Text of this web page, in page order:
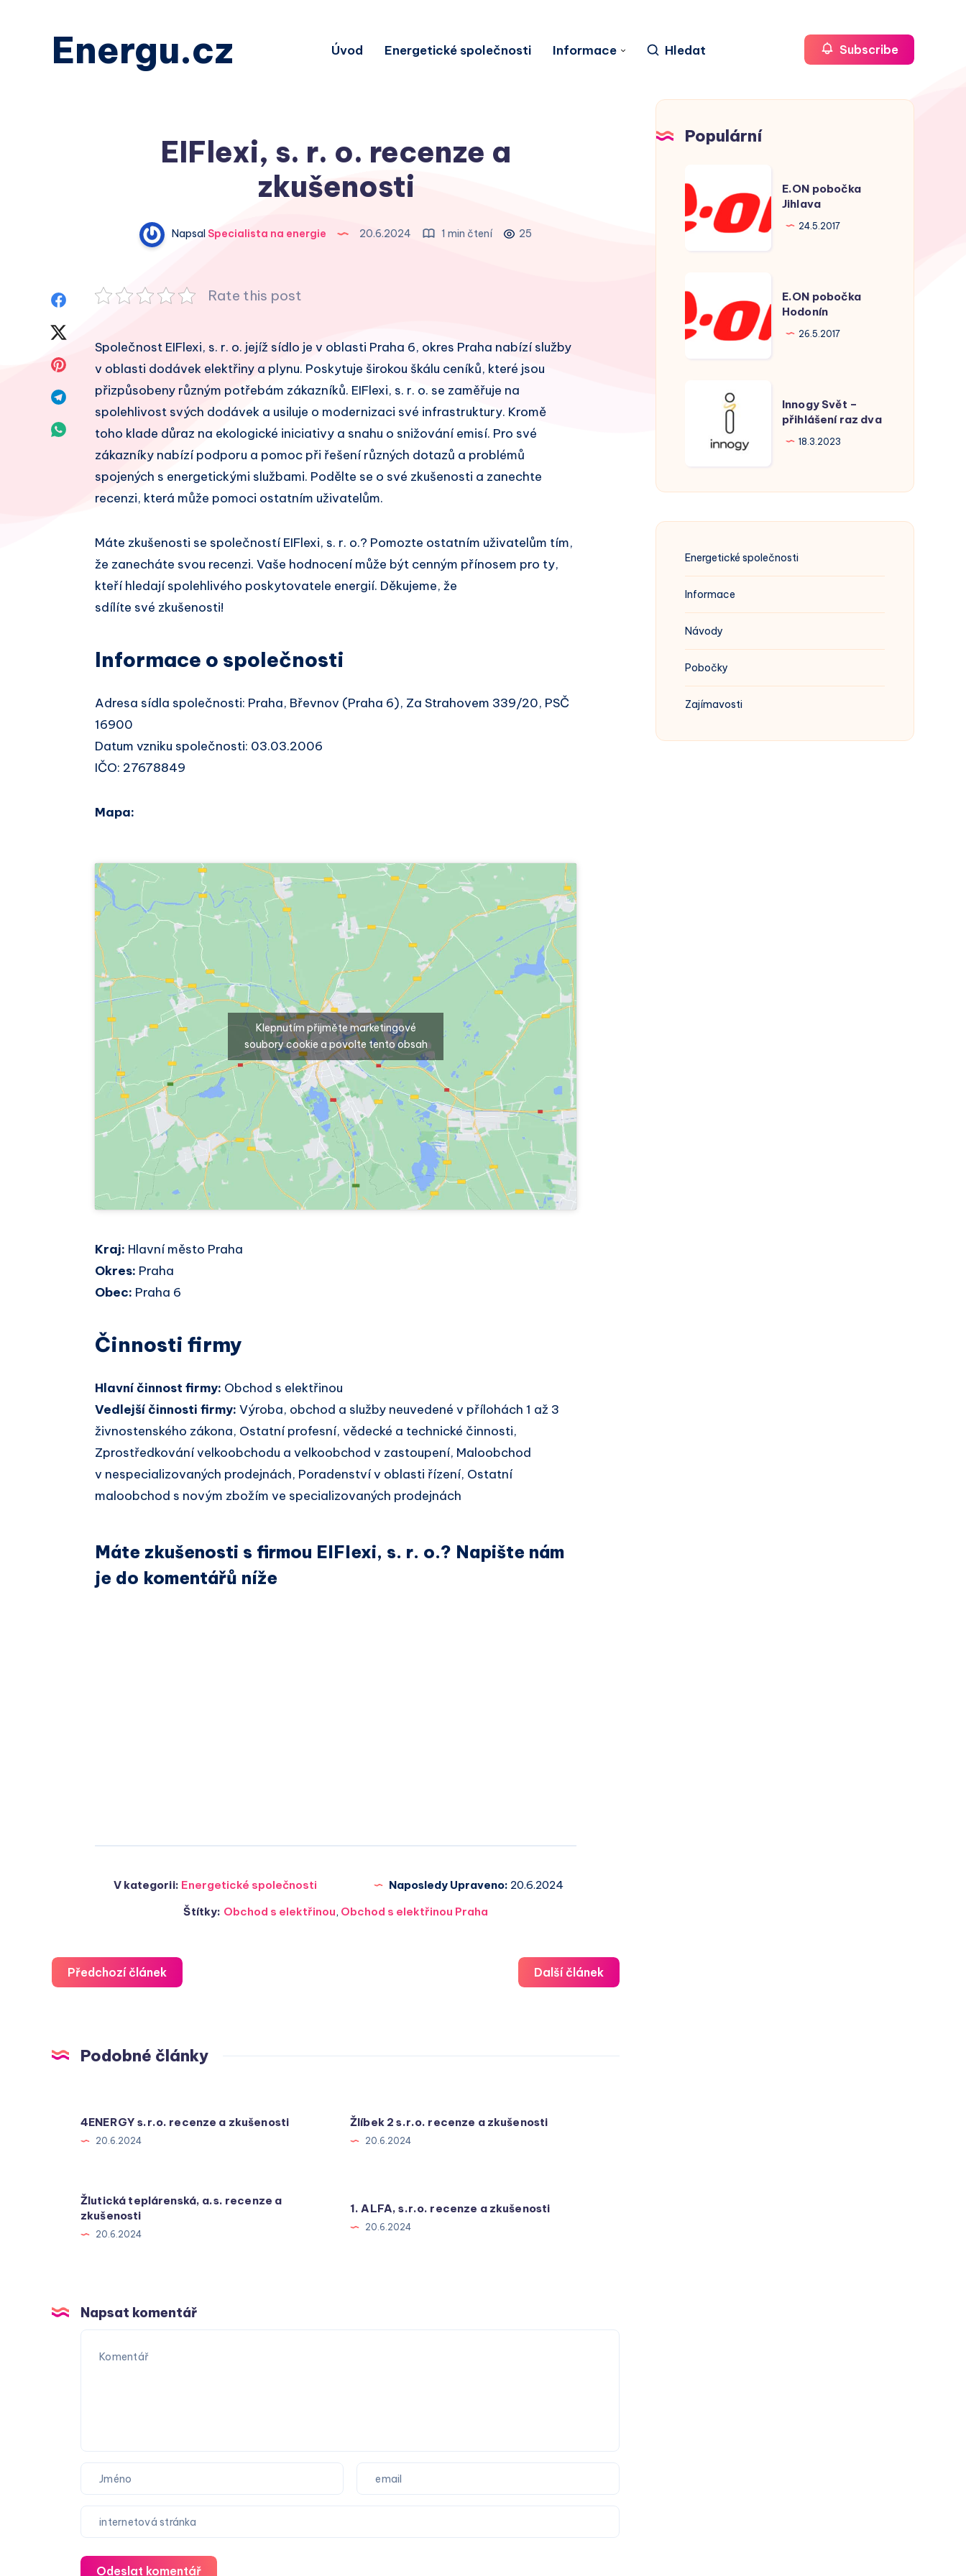
Energu.cz Úvod Energetické společnosti Informace Hledat Subscribe
EIFlexi, s. r. o. recenze a
zkušenosti
NapsalSpecialista na energie 20.6.2024 1 min čtení 25
Sdílet
Facebook
Twitter
Sdílet
Pinterest
Sdílet
Telegram
Sdílet
Whatsapp
Rate this post
Společnost EIFlexi, s. r. o. jejíž sídlo je v oblasti Praha 6, okres Praha nabízí služby
v oblasti dodávek elektřiny a plynu. Poskytuje širokou škálu ceníků, které jsou
přizpůsobeny různým potřebám zákazníků. EIFlexi, s. r. o. se zaměřuje na
spolehlivost svých dodávek a usiluje o modernizaci své infrastruktury. Kromě
toho klade důraz na ekologické iniciativy a snahu o snižování emisí. Pro své
zákazníky nabízí podporu a pomoc při řešení různých dotazů a problémů
spojených s energetickými službami. Podělte se o své zkušenosti a zanechte
recenzi, která může pomoci ostatním uživatelům.
Máte zkušenosti se společností EIFlexi, s. r. o.? Pomozte ostatním uživatelům tím,
že zanecháte svou recenzi. Vaše hodnocení může být cenným přínosem pro ty,
kteří hledají spolehlivého poskytovatele energií. Děkujeme, že
sdílíte své zkušenosti!
Informace o společnosti
Adresa sídla společnosti: Praha, Břevnov (Praha 6), Za Strahovem 339/20, PSČ
16900
Datum vzniku společnosti: 03.03.2006
IČO: 27678849
Mapa:
Klepnutím přijměte marketingové
soubory cookie a povolte tento obsah
Kraj: Hlavní město Praha
Okres: Praha
Obec: Praha 6
Činnosti firmy
Hlavní činnost firmy: Obchod s elektřinou
Vedlejší činnosti firmy: Výroba, obchod a služby neuvedené v přílohách 1 až 3
živnostenského zákona, Ostatní profesní, vědecké a technické činnosti,
Zprostředkování velkoobchodu a velkoobchod v zastoupení, Maloobchod
v nespecializovaných prodejnách, Poradenství v oblasti řízení, Ostatní
maloobchod s novým zbožím ve specializovaných prodejnách
Máte zkušenosti s firmou EIFlexi, s. r. o.? Napište nám
je do komentářů níže
V kategorii: Energetické společnosti Naposledy Upraveno: 20.6.2024
Štítky: Obchod s elektřinou, Obchod s elektřinou Praha
Předchozí článek Další článek
Podobné články
4ENERGY s.r.o. recenze a zkušenosti
20.6.2024
Žlíbek 2 s.r.o. recenze a zkušenosti
20.6.2024
Žlutická teplárenská, a.s. recenze a
zkušenosti
20.6.2024
1. ALFA, s.r.o. recenze a zkušenosti
20.6.2024
Napsat komentář
Odeslat komentář
Populární
pobočka
Jihlava
E.ON pobočka
Jihlava
24.5.2017
pobočka
Hodonín
E.ON pobočka
Hodonín
26.5.2017
přihlášení
dva
Innogy Svět –
přihlášení raz dva
18.3.2023
Energetické společnosti
Informace
Návody
Pobočky
Zajímavosti